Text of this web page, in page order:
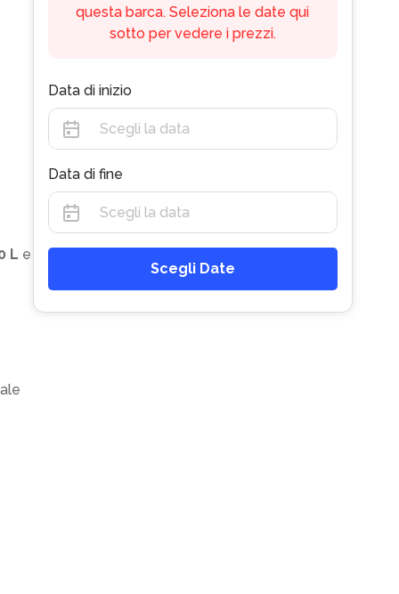
L e
questa barca. Seleziona le date qui
sotto per vedere i prezzi.
Data di inizio
Data di fine
Scegli Date